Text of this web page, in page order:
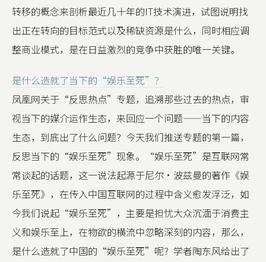
转移的概念来剖析最近几十年的IT技术演进，试图说明找
出正在转向的目标范式以及稀缺资源是什么，同时相应调
整商业模式，是在日益激烈的竞争中获胜的唯一关键。
是什么造就了当下的“娱乐至死”？
凤凰网关于“反思热点”专题，追溯那些过去的热点，审
视当下的媒介运作生态，来回应一个问题——当下的内容
生态，到底出了什么问题？今天我们推送专题的第一篇，
反思当下的“娱乐至死”现象。“娱乐至死”是互联网常
常谈起的话题，这一说法起源于尼尔·波兹曼的著作《娱
乐至死》，在传入中国互联网的过程中含义愈发浮泛，如
今我们说起“娱乐至死”，主要是担忧大众沉湎于消费主
义和娱乐至上，在物欲的横流中忽略深刻的内容，那么，
是什么造就了中国的“娱乐至死”呢？学者陶东风给出了